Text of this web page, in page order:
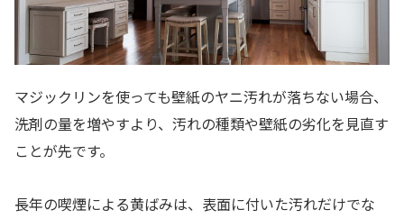
マジックリンを使っても壁紙のヤニ汚れが落ちない場合、
洗剤の量を増やすより、汚れの種類や壁紙の劣化を見直す
ことが先です。
長年の喫煙による黄ばみは、表面に付いた汚れだけでな